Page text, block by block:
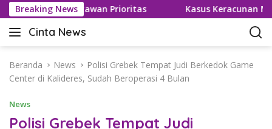
a
Breaking News
Wisatawan Prioritas Kasus Keracunan MBG
Cinta News
C
n
t
N
e
Beranda News
Polisi Grebek Tempat Judi Berkedok Game
Center di Kalideres, Sudah Beroperasi 4 Bulan
News
Polisi Grebek Tempat Judi